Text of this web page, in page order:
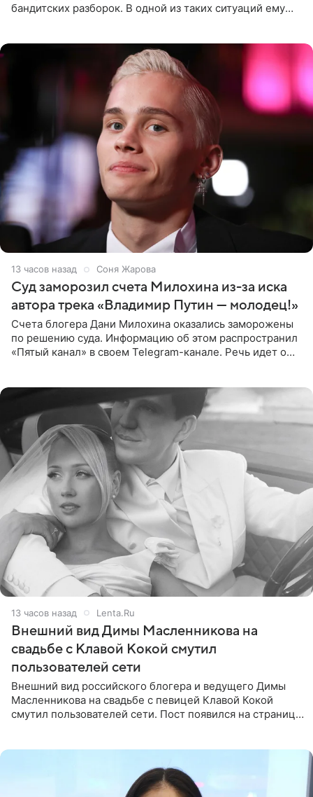
бандитских разборок. В одной из таких ситуаций ему
13 часов назад Соня Жарова
Суд заморозил счета Милохина из-за иска
автора трека «Владимир Путин — молодец!»
Счета блогера Дани Милохина оказались заморожены
по решению суда. Информацию об этом распространил
«Пятый канал» в своем Telegram-канале. Речь идет о
13 часов назад Lenta.Ru
Внешний вид Димы Масленникова на
свадьбе с Клавой Кокой смутил
пользователей сети
Внешний вид российского блогера и ведущего Димы
Масленникова на свадьбе с певицей Клавой Кокой
смутил пользователей сети. Пост появился на странице